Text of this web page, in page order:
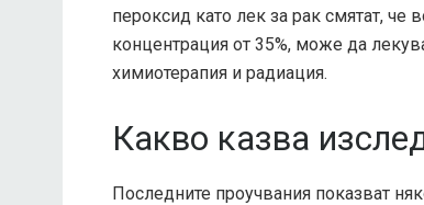
пероксид като лек за рак смятат, че
концентрация от 35%, може да
химиотерапия и радиация.
Какво казва
Последните проучвания показват